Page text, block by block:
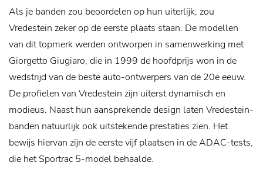
Als je banden zou beoordelen op hun uiterlijk, zou
Vredestein zeker op de eerste plaats staan. De modellen
van dit topmerk werden ontworpen in samenwerking met
Giorgetto Giugiaro, die in 1999 de hoofdprijs won in de
wedstrijd van de beste auto-ontwerpers van de 20e eeuw.
De profielen van Vredestein zijn uiterst dynamisch en
modieus. Naast hun aansprekende design laten Vredestein-
banden natuurlijk ook uitstekende prestaties zien. Het
bewijs hiervan zijn de eerste vijf plaatsen in de ADAC-tests,
die het Sportrac 5-model behaalde.